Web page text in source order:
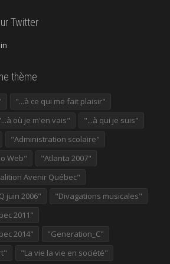
Twitter
thème
"...à ce qui me fait plaisir"
où je m'en vais"
"...à qui je suis"
"Administration scolaire"
Web"
"Atlanta 2007"
Avenir Québec"
juin 2006"
"Divagations musicales"
2011"
2014"
"Generation_C"
"La vie la vie en société"